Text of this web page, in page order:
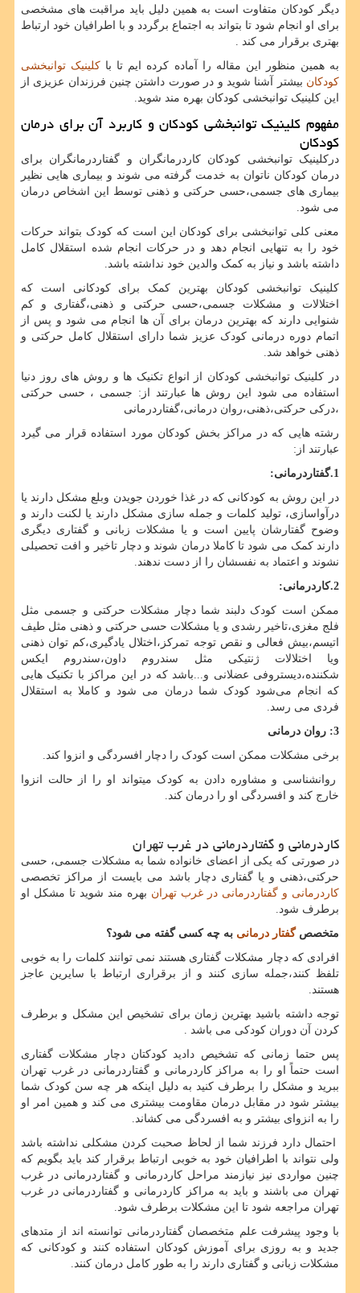
دیگر کودکان متفاوت است به همین دلیل باید مراقبت های مشخصی
برای او انجام شود تا بتواند به اجتماع برگردد و با اطرافیان خود ارتباط
بهتری برقرار می کند .
به همین منظور این مقاله را آماده کرده ایم تا با کلینیک توانبخشی
کودکان بیشتر آشنا شوید و در صورت داشتن چنین فرزندان عزیزی از
این کلینیک توانبخشی کودکان بهره مند شوید.
مفهوم کلینیک توانبخشی کودکان و کاربرد آن برای درمان
کودکان
درکلینیک توانبخشی کودکان کاردرمانگران و گفتاردرمانگران برای
درمان کودکان ناتوان به خدمت گرفته می شوند و بیماری هایی نظیر
بیماری های جسمی،حسی حرکتی و ذهنی توسط این اشخاص درمان
می شود.
معنی کلی توانبخشی برای کودکان این است که کودک بتواند حرکات
خود را به تنهایی انجام دهد و در حرکات انجام شده استقلال کامل
داشته باشد و نیاز به کمک والدین خود نداشته باشد.
کلینیک توانبخشی کودکان بهترین کمک برای کودکانی است که
اختلالات و مشکلات جسمی،حسی حرکتی و ذهنی،گفتاری و کم
شنوایی دارند که بهترین درمان برای آن ها انجام می شود و پس از
اتمام دوره درمانی کودک عزیز شما دارای استقلال کامل حرکتی و
ذهنی خواهد شد.
در کلینیک توانبخشی کودکان از انواع تکنیک ها و روش های روز دنیا
استفاده می شود این روش ها عبارتند از: جسمی ، حسی حرکتی
،درکی حرکتی،ذهنی،روان درمانی،گفتاردرمانی
رشته هایی که در مراکز بخش کودکان مورد استفاده قرار می گیرد
عبارتند از:
1.گفتاردرمانی:
در این روش به کودکانی که در غذا خوردن جویدن وبلع مشکل دارند یا
درآواسازی، تولید کلمات و جمله سازی مشکل دارند یا لکنت دارند و
وضوح گفتارشان پایین است و یا مشکلات زبانی و گفتاری دیگری
دارند کمک می شود تا کاملا درمان شوند و دچار تاخیر و افت تحصیلی
نشوند و اعتماد به نفسشان را از دست ندهند.
2.کاردرمانی:
ممکن است کودک دلبند شما دچار مشکلات حرکتی و جسمی مثل
فلج مغزی،تاخیر رشدی و یا مشکلات حسی حرکتی و ذهنی مثل طیف
اتیسم،بیش فعالی و نقص توجه تمرکز،اختلال یادگیری،کم توان ذهنی
ویا اختلالات ژنتیکی مثل سندروم داون،سندروم ایکس
شکننده،دیستروفی عضلانی و...باشد که در این مراکز با تکنیک هایی
که انجام می‌شود کودک شما درمان می شود و کاملا به استقلال
فردی می رسد.
3: روان درمانی
برخی مشکلات ممکن است کودک را دچار افسردگی و انزوا کند.
روانشناسی و مشاوره دادن به کودک میتواند او را از حالت انزوا
خارج کند و افسردگی او را درمان کند.
کاردرمانی و گفتاردرمانی در غرب تهران
در صورتی که یکی از اعضای خانواده شما به مشکلات جسمی، حسی
حرکتی،ذهنی و یا گفتاری دچار باشد می بایست از مراکز تخصصی
کاردرمانی و گفتاردرمانی در غرب تهران بهره مند شوید تا مشکل او
برطرف شود.
متخصصگفتار درمانی به چه کسی گفته می شود؟
افرادی که دچار مشکلات گفتاری هستند نمی توانند کلمات را به خوبی
تلفظ کنند،جمله سازی کنند و از برقراری ارتباط با سایرین عاجز
هستند.
توجه داشته باشید بهترین زمان برای تشخیص این مشکل و برطرف
کردن آن دوران کودکی می باشد .
پس حتما زمانی که تشخیص دادید کودکتان دچار مشکلات گفتاری
است حتماً او را به مراکز کاردرمانی و گفتاردرمانی در غرب تهران
ببرید و مشکل را برطرف کنید به دلیل اینکه هر چه سن کودک شما
بیشتر شود در مقابل درمان مقاومت بیشتری می کند و همین امر او
را به انزوای بیشتر و به افسردگی می کشاند.
احتمال دارد فرزند شما از لحاظ صحبت کردن مشکلی نداشته باشد
ولی نتواند با اطرافیان خود به خوبی ارتباط برقرار کند باید بگویم که
چنین مواردی نیز نیازمند مراحل کاردرمانی و گفتاردرمانی در غرب
تهران می ‌باشند و باید به مراکز کاردرمانی و گفتاردرمانی در غرب
تهران مراجعه شود تا این مشکلات برطرف شود.
با وجود پیشرفت علم متخصصان گفتاردرمانی توانسته‌ اند از متدهای
جدید و به روزی برای آموزش کودکان استفاده کنند و کودکانی که
مشکلات زبانی و گفتاری دارند را به طور کامل درمان کنند.